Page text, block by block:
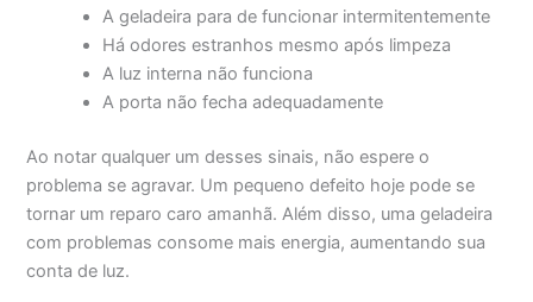
A geladeira para de funcionar intermitentemente
Há odores estranhos mesmo após limpeza
A luz interna não funciona
A porta não fecha adequadamente
Ao notar qualquer um desses sinais, não espere o
problema se agravar. Um pequeno defeito hoje pode se
tornar um reparo caro amanhã. Além disso, uma geladeira
com problemas consome mais energia, aumentando sua
conta de luz.